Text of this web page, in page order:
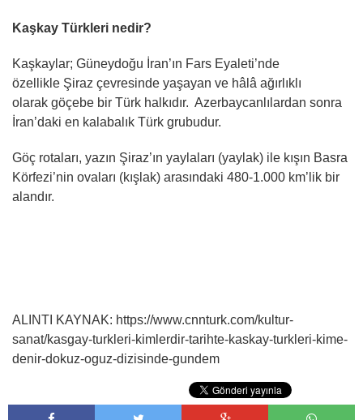
Kaşkay Türkleri nedir?
Kaşkaylar; Güneydoğu İran’ın Fars Eyaleti’nde
özellikle Şiraz çevresinde yaşayan ve hâlâ ağırlıklı
olarak göçebe bir Türk halkıdır. Azerbaycanlılardan sonra
İran’daki en kalabalık Türk grubudur.
Göç rotaları, yazın Şiraz’ın yaylaları (yaylak) ile kışın Basra
Körfezi’nin ovaları (kışlak) arasındaki 480-1.000 km’lik bir
alandır.
ALINTI KAYNAK: https://www.cnnturk.com/kultur-
sanat/kasgay-turkleri-kimlerdir-tarihte-kaskay-turkleri-kime-
denir-dokuz-oguz-dizisinde-gundem